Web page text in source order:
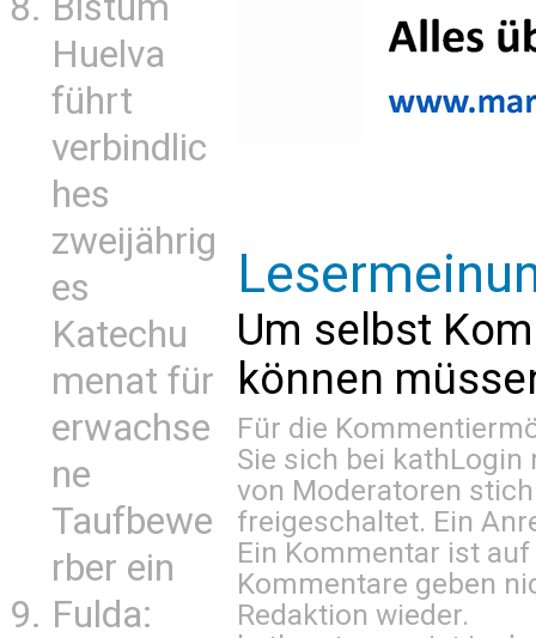
Huelva
führt
verbindlic
hes
zweijährig
es
Katechu
menat für
erwachse
ne
Taufbewe
rber ein
Fulda:
Um selbst
können
Für die
Sie sich bei kathLogin
von Moderatoren
freigeschaltet. Ein
Ein Kommentar ist
Kommentare geben
Redaktion wieder.